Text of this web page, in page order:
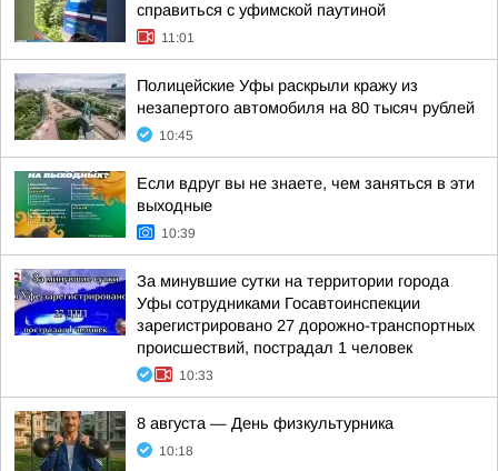
справиться с уфимской паутиной
11:01
Полицейские Уфы раскрыли кражу из
незапертого автомобиля на 80 тысяч рублей
10:45
Если вдруг вы не знаете, чем заняться в эти
выходные
10:39
За минувшие сутки на территории города
Уфы сотрудниками Госавтоинспекции
зарегистрировано 27 дорожно-транспортных
происшествий, пострадал 1 человек
10:33
8 августа — День физкультурника
10:18